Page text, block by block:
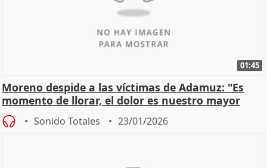
01:45
Moreno despide a las víctimas de Adamuz: "Es
momento de llorar, el dolor es nuestro mayor
homenaje"
Sonido Totales 23/01/2026